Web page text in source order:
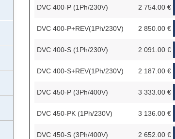
DVC 400-P (1Ph/230V) 2 754.00 €
DVC 400-P+REV(1Ph/230V) 2 850.00 €
DVC 400-S (1Ph/230V) 2 091.00 €
DVC 400-S+REV(1Ph/230V) 2 187.00 €
DVC 450-P (3Ph/400V) 3 333.00 €
DVC 450-PK (1Ph/230V) 3 136.00 €
DVC 450-S (3Ph/400V) 2 652.00 €